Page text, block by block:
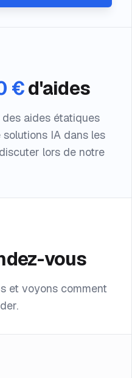
€d'aides
aides étatiques
IA dans les
lors de notre
vous
et voyons comment